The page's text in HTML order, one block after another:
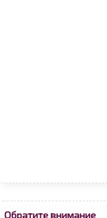
Обратите внимание